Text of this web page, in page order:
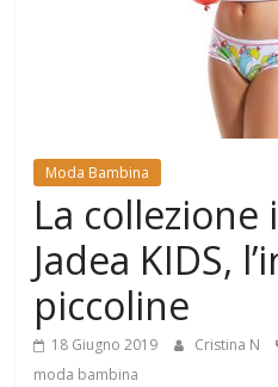
Moda Bambina
La
Jadea KIDS,
piccoline
18 Giugno 2019 Cristina N
moda bambina